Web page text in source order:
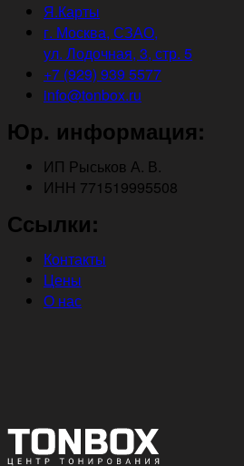
Я.Карты
г. Москва, СЗАО,
ул. Лодочная, 3, стр. 5
+7 (929) 939 5577
info@tonbox.ru
Юр. информация:
ИП Рыськов А. В.
ИНН 771519995508
Ссылки:
Контакты
Цены
О нас